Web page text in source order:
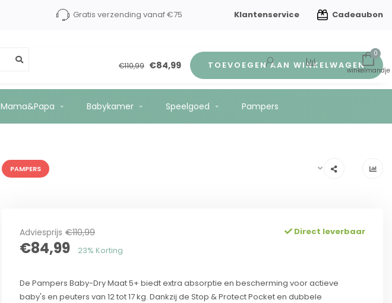
Gratis verzending vanaf €75 Klantenservice Cadeaubon
0
Mama&Papa Babykamer Speelgoed Pampers
€110,99 €84,99 TOEVOEGEN AAN WINKELWAGEN
PAMPERS
Adviesprijs €110,99
€84,99 23% Korting
Direct leverbaar
De Pampers Baby-Dry Maat 5+ biedt extra absorptie en bescherming voor actieve
baby's en peuters van 12 tot 17 kg. Dankzij de Stop & Protect Pocket en dubbele